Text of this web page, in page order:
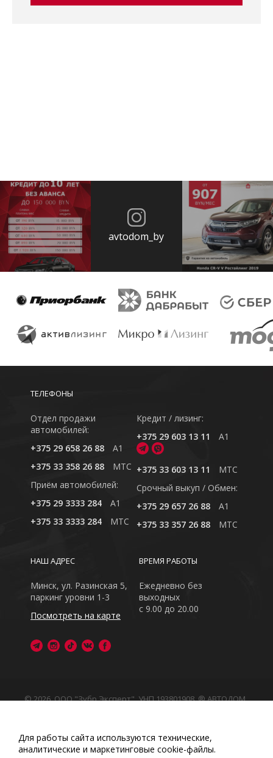
avtodom_by
ТЕЛЕФОНЫ
Отдел продажи
автомобилей:
+375 29 658 26 88
A1
+375 33 358 26 88
MTC
Приём автомобилей:
+375 29 3333 284
A1
+375 33 3333 284
MTC
Кредит / лизинг:
+375 29 603 13 11
A1
+375 33 603 13 11
MTC
Cрочный выкуп / Обмен:
+375 29 657 26 88
A1
+375 33 357 26 88
MTC
ВРЕМЯ РАБОТЫ
Ежедневно без
выходных
с 9.00 до 20.00
НАШ АДРЕС
Минск, ул. Разинская 5,
паркинг уровни 1-3
Посмотреть на карте
© 2026, ООО "Зубр Эксперт", УНП 193801908. ® АВТОДОМ
Обращаем Ваше внимание на то, что данный интернет-
сайт носит исключительно информационный характер
Любое использование либо копирование материалов
Для работы сайта используются технические,
аналитические и маркетинговые сооkіе-файлы.